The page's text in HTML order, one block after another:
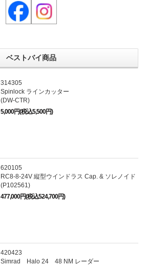
ベストバイ商品
314305
Spinlock ラインカッター
(DW-CTR)
5,000円(税込5,500円)
620105
RC8-8-24V 縦型ウインドラス Cap. & ソレノイド
(P102561)
477,000円(税込524,700円)
420423
Simrad Halo 24 48 NM レーダー